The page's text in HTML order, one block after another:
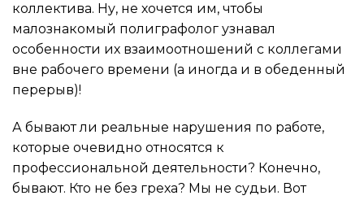
коллектива. Ну, не хочется им, чтобы
малознакомый полиграфолог узнавал
особенности их взаимоотношений с коллегами
вне рабочего времени (а иногда и в обеденный
перерыв)!
А бывают ли реальные нарушения по работе,
которые очевидно относятся к
профессиональной деятельности? Конечно,
бывают. Кто не без греха? Мы не судьи. Вот